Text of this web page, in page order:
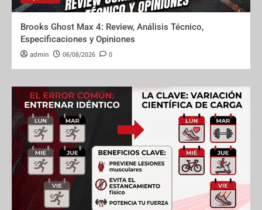
Brooks Ghost Max 4: Review, Análisis Técnico,
Especificaciones y Opiniones
admin 06/08/2026 0